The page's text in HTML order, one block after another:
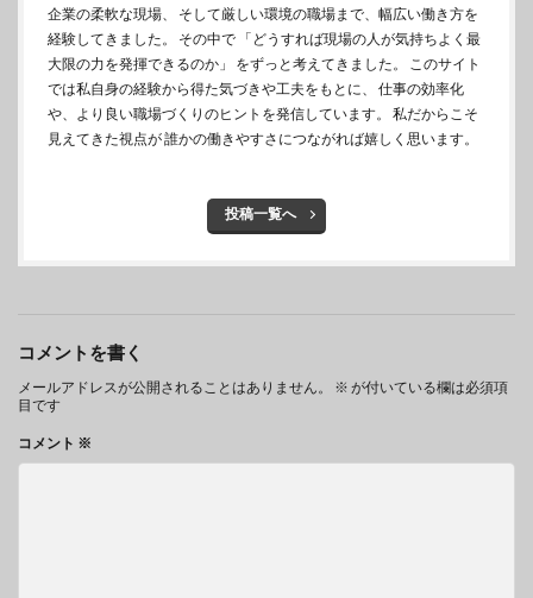
企業の柔軟な現場、 そして厳しい環境の職場まで、幅広い働き方を
経験してきました。 その中で 「どうすれば現場の人が気持ちよく最
大限の力を発揮できるのか」 をずっと考えてきました。 このサイト
では私自身の経験から得た気づきや工夫をもとに、 仕事の効率化
や、より良い職場づくりのヒントを発信しています。 私だからこそ
見えてきた視点が 誰かの働きやすさにつながれば嬉しく思います。
投稿一覧へ
コメントを書く
メールアドレスが公開されることはありません。 ※ が付いている欄は必須項
目です
コメント ※